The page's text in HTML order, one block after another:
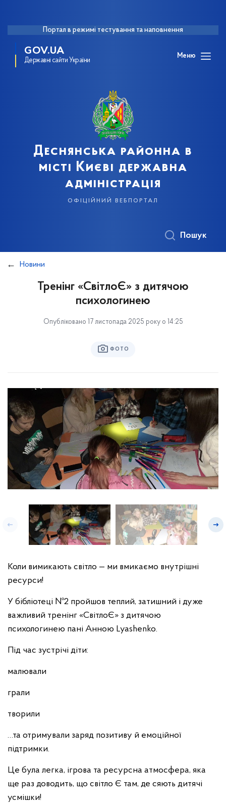
Портал в режимі тестування та наповнення
GOV.UA
Державні сайти України
Меню
Деснянська районна в
місті Києві державна
адміністрація
офіційний вебпортал
Пошук
Новини
Тренінг «СвітлоЄ» з дитячою
психологинею
Опубліковано 17 листопада 2025 року о 14:25
ФОТО
Коли вимикають світло — ми вмикаємо внутрішні
ресурси!
У бібліотеці №2 пройшов теплий, затишний і дуже
важливий тренінг «СвітлоЄ» з дитячою
психологинею пані Анною Lyashenko.
Під час зустрічі діти:
малювали
грали
творили
…та отримували заряд позитиву й емоційної
підтримки.
Це була легка, ігрова та ресурсна атмосфера, яка
ще раз доводить, що світло Є там, де сяють дитячі
усмішки!